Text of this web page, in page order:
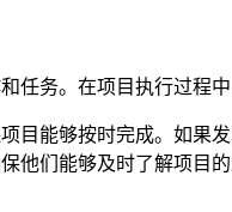
任务。在项目执行过程
目能够按时完成。如果
他们能够及时了解项目的